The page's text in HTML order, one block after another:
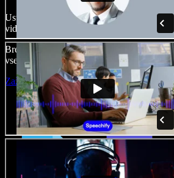
Ustvarjajte govorne posnetke, dodajajte
videe, klonirajte svoj glas in pripravite
Brez učenja in kar iz brskalnika ustvarjalci
vse ideje.
Zaženi Studio